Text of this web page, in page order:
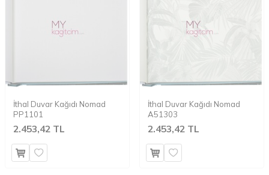
İthal Duvar Kağıdı Nomad
PP1101
2.453,42 TL
İthal Duvar Kağıdı Nomad
A51303
2.453,42 TL